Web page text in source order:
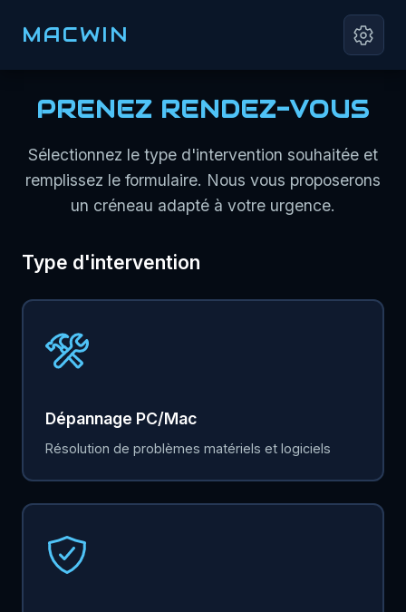
MACWIN
PRENEZ RENDEZ-VOUS
Sélectionnez le type d'intervention souhaitée et
remplissez le formulaire. Nous vous proposerons
un créneau adapté à votre urgence.
Type d'intervention
Dépannage PC/Mac
Résolution de problèmes matériels et logiciels